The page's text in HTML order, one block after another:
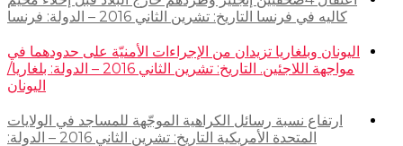
كاليه في فرنسا التاريخ: تشرين الثاني 2016 – الدولة: فرنسا
اليونان وبلغاريا تزيدان من الإجراءات الأمنيّة على حدودهما في
مواجهة اللاجئين. التاريخ: تشرين الثاني 2016 – الدولة: بلغاريا/
اليونان
ارتفاع نسبة رسائل الكراهية الموجّهة للمساجد في الولايات
المتحدة الأمريكية التاريخ: تشرين الثاني 2016 – الدولة: